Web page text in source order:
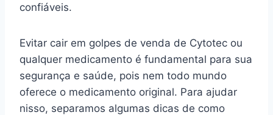
confiáveis.
Evitar cair em golpes de venda de Cytotec ou
qualquer medicamento é fundamental para sua
segurança e saúde, pois nem todo mundo
oferece o medicamento original. Para ajudar
nisso, separamos algumas dicas de como